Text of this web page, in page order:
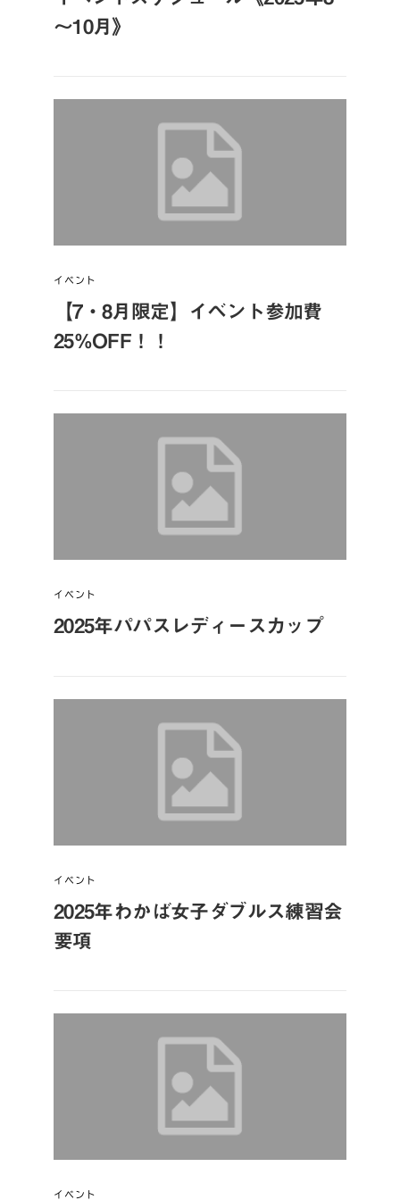
～10月》
イベント
【7・8月限定】イベント参加費
25%OFF！！
イベント
2025年パパスレディースカップ
イベント
2025年わかば女子ダブルス練習会
要項
イベント